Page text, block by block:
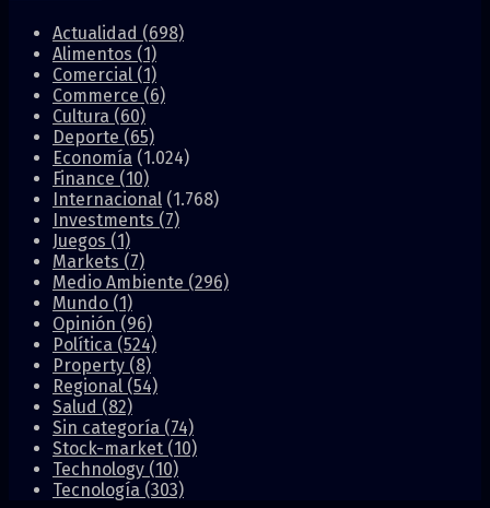
Actualidad (698)
Alimentos (1)
Comercial (1)
Commerce (6)
Cultura (60)
Deporte (65)
Economía (1.024)
Finance (10)
Internacional (1.768)
Investments (7)
Juegos (1)
Markets (7)
Medio Ambiente (296)
Mundo (1)
Opinión (96)
Política (524)
Property (8)
Regional (54)
Salud (82)
Sin categoría (74)
Stock-market (10)
Technology (10)
Tecnología (303)